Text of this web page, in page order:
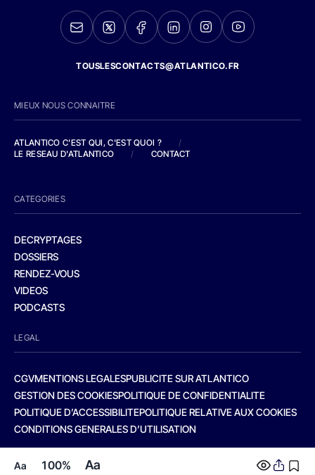
Aa 100% Aa
TOUSLESCONTACTS@ATLANTICO.FR
MIEUX NOUS CONNAITRE
ATLANTICO C'EST QUI, C'EST QUOI ?
/
LE RESEAU D'ATLANTICO
/ CONTACT
CATEGORIES
DECRYPTAGES
DOSSIERS
RENDEZ-VOUS
VIDEOS
PODCASTS
LEGAL
CGVMENTIONS LEGALESPUBLICITE SUR ATLANTICO
GESTION DES COOKIESPOLITIQUE DE CONFIDENTIALITE
POLITIQUE D’ACCESSIBILITEPOLITIQUE RELATIVE AUX COOKIES
CONDITIONS GENERALES D’UTILISATION